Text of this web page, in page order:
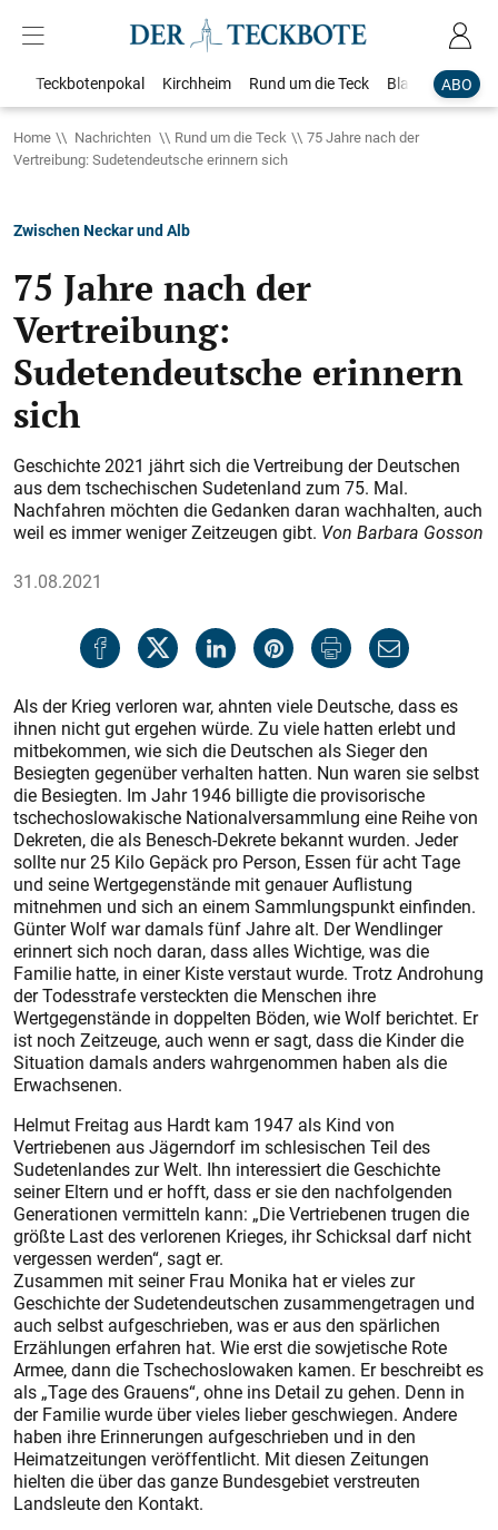
ABO
Teckbotenpokal Kirchheim Rund um die Teck Blaulicht
Home Nachrichten Rund um die Teck
75 Jahre nach der
Vertreibung: Sudetendeutsche erinnern sich
Zwischen Neckar und Alb
75 Jahre nach der
Vertreibung:
Sudetendeutsche erinnern
sich
Geschichte 2021 jährt sich die Vertreibung der Deutschen
aus dem tschechischen Sudetenland zum 75. Mal.
Nachfahren möchten die Gedanken daran wachhalten, auch
weil es immer weniger Zeitzeugen gibt. Von Barbara Gosson
31.08.2021
Als der Krieg verloren war, ahnten viele Deutsche, dass es
ihnen nicht gut ergehen würde. Zu viele hatten erlebt und
mitbekommen, wie sich die Deutschen als Sieger den
Besiegten gegenüber verhalten hatten. Nun waren sie selbst
die Besiegten. Im Jahr 1946 billigte die provisorische
tschechoslowakische Nationalversammlung eine Reihe von
Dekreten, die als Benesch-Dekrete bekannt wurden. Jeder
sollte nur 25 Kilo Gepäck pro Person, Essen für acht Tage
und seine Wertgegenstände mit genauer Auflistung
mitnehmen und sich an einem Sammlungspunkt einfinden.
Günter Wolf war damals fünf Jahre alt. Der Wendlinger
erinnert sich noch daran, dass alles Wichtige, was die
Familie hatte, in einer Kiste verstaut wurde. Trotz Androhung
der Todesstrafe versteckten die Menschen ihre
Wertgegenstände in doppelten Böden, wie Wolf berichtet. Er
ist noch Zeitzeuge, auch wenn er sagt, dass die Kinder die
Situation damals anders wahrgenommen haben als die
Erwachsenen.
Helmut Freitag aus Hardt kam 1947 als Kind von
Vertriebenen aus Jägerndorf im schlesischen Teil des
Sudetenlandes zur Welt. Ihn interessiert die Geschichte
seiner Eltern und er hofft, dass er sie den nachfolgenden
Generationen vermitteln kann: „Die Vertriebenen trugen die
größte Last des verlorenen Krieges, ihr Schicksal darf nicht
vergessen werden“, sagt er.
Zusammen mit seiner Frau Monika hat er vieles zur
Geschichte der Sudetendeutschen zusammengetragen und
auch selbst aufgeschrieben, was er aus den spärlichen
Erzählungen erfahren hat. Wie erst die sowjetische Rote
Armee, dann die Tschechoslowaken kamen. Er beschreibt es
als „Tage des Grauens“, ohne ins Detail zu gehen. Denn in
der Familie wurde über vieles lieber geschwiegen. Andere
haben ihre Erinnerungen aufgeschrieben und in den
Heimatzeitungen veröffentlicht. Mit diesen Zeitungen
hielten die über das ganze Bundesgebiet verstreuten
Landsleute den Kontakt.